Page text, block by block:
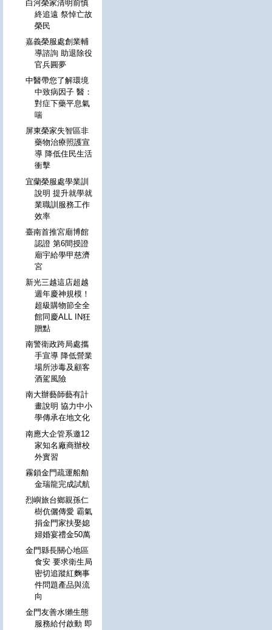
白河榮家清明前慎
終追遠 祭悼亡故
榮民
嘉義榮服處創業輔
導諮詢 助退除役
官兵圓夢
中醫帶您了解環境
中致病因子 醫：
對症下藥平息氣
喘
屏東榮家失智區非
藥物治療照護宣
導 降低住民生活
衝擊
宜蘭榮服處學業訓
說明 提升就學就
業職訓服務工作
效率
臺南首推宮廟博館
認證 第6間授證
廟宇給學甲慈濟
宮
新光三越這店超越
週年慶神規模！
超級購物節全全
館同慶ALL IN狂
贈點
南警衛政跨局處攜
手宣導 降低營業
場所涉毒及顧客
酒駕風險
南大辦藝師藝有計
畫說明 協力中小
學傳承在地文化
南應大企管系邀12
家知名廠商辦校
外實習
霧鎖金門疏運船舶
金瑞龍完成試航
烈嶼旅台鄉親孫仁
樹伉儷傳愛 霸氣
捐金門家扶娶媳
婦婚宴禮金50萬
金門縣長關心地區
食安 要求衛生局
密切追蹤紅麴事
件問題產品與流
向
金門友善水獺生態
服務給付啟動 即